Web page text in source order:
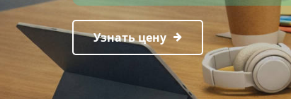
Узнать цену